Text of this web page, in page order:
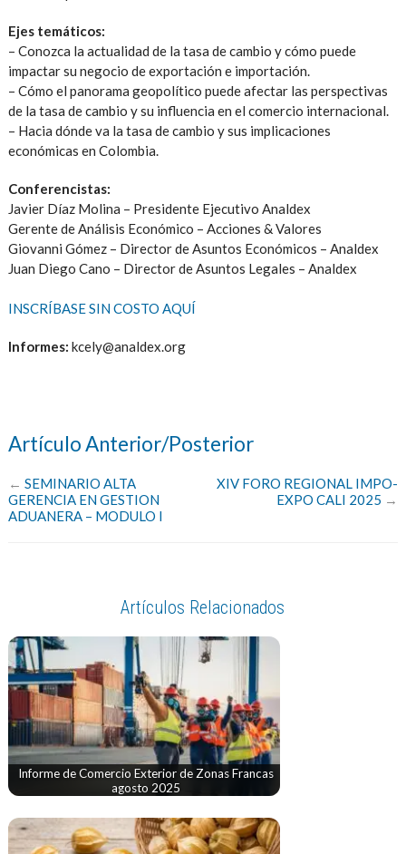
Ejes temáticos:
– Conozca la actualidad de la tasa de cambio y cómo puede
impactar su negocio de exportación e importación.
– Cómo el panorama geopolítico puede afectar las perspectivas
de la tasa de cambio y su influencia en el comercio internacional.
– Hacia dónde va la tasa de cambio y sus implicaciones
económicas en Colombia.
Conferencistas:
Javier Díaz Molina – Presidente Ejecutivo Analdex
Gerente de Análisis Económico – Acciones & Valores
Giovanni Gómez – Directorde Asuntos Económicos – Analdex
Juan Diego Cano – Director de Asuntos Legales – Analdex
INSCRÍBASE SIN COSTO AQUÍ
Informes: kcely@analdex.org
Artículo Anterior/Posterior
← SEMINARIO ALTA
GERENCIA EN GESTION
ADUANERA – MODULO I
XIV FORO REGIONAL IMPO-
EXPO CALI 2025 →
Artículos Relacionados
Informe de Comercio Exterior de Zonas Francas
agosto 2025